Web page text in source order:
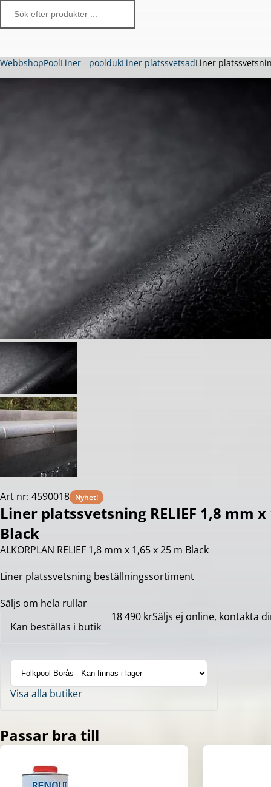
WebbshopPoolLiner - pooldukLiner platssvetsadLiner
Art nr: 4590018 Nyhet!
Liner platssvetsning RELIEF 1,8 mm x
Black
ALKORPLAN RELIEF 1,8 mm x 1,65 x 25 m Black
Liner platssvetsning beställningssortiment
Säljs om hela rullar
Kan beställas i butik
18 490 krSäljs ej online, kontakta
Visa alla butiker
Passar bra till